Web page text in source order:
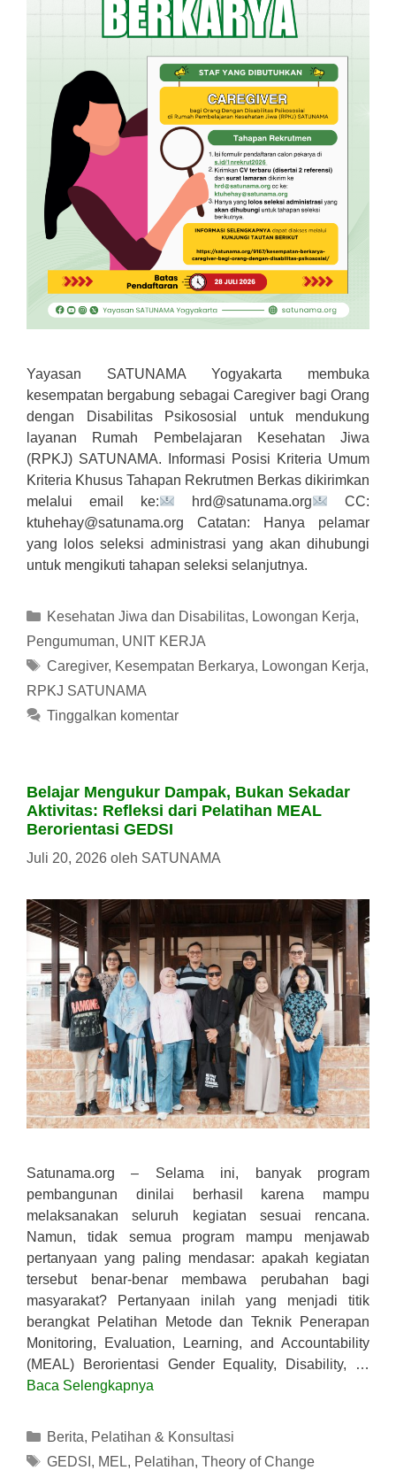
Yayasan SATUNAMA Yogyakarta membuka
kesempatan bergabung sebagai Caregiver bagi Orang
dengan Disabilitas Psikososial untuk mendukung
layanan Rumah Pembelajaran Kesehatan Jiwa
(RPKJ) SATUNAMA. Informasi Posisi Kriteria Umum
Kriteria Khusus Tahapan Rekrutmen Berkas dikirimkan
melalui email ke:
hrd@satunama.org
CC:
ktuhehay@satunama.org Catatan: Hanya pelamar
yang lolos seleksi administrasi yang akan dihubungi
untuk mengikuti tahapan seleksi selanjutnya.
Kategori
Kesehatan Jiwa dan Disabilitas, Lowongan Kerja,
Pengumuman, UNIT KERJA
Tag
Caregiver, Kesempatan Berkarya, Lowongan Kerja,
RPKJ SATUNAMA
Tinggalkan komentar
Belajar Mengukur Dampak, Bukan Sekadar
Aktivitas: Refleksi dari Pelatihan MEAL
Berorientasi GEDSI
Juli 20, 2026 oleh SATUNAMA
Satunama.org – Selama ini, banyak program
pembangunan dinilai berhasil karena mampu
melaksanakan seluruh kegiatan sesuai rencana.
Namun, tidak semua program mampu menjawab
pertanyaan yang paling mendasar: apakah kegiatan
tersebut benar-benar membawa perubahan bagi
masyarakat? Pertanyaan inilah yang menjadi titik
berangkat Pelatihan Metode dan Teknik Penerapan
Monitoring, Evaluation, Learning, and Accountability
(MEAL) Berorientasi Gender Equality, Disability, …
Baca Selengkapnya
Kategori
Berita, Pelatihan & Konsultasi
Tag
GEDSI , MEL, Pelatihan, Theory of Change